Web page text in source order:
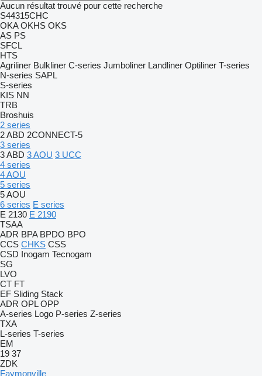
Aucun résultat trouvé pour cette recherche
S44315CHC
OKA OKHS OKS
AS PS
SFCL
HTS
Agriliner Bulkliner C-series Jumboliner Landliner Optiliner T-series
N-series SAPL
S-series
KIS NN
TRB
Broshuis
2 series
2 ABD 2CONNECT-5
3 series
3 ABD 3 AOU 3 UCC
4 series
4 AOU
5 series
5 AOU
6 series E series
E 2130 E 2190
TSAA
ADR BPA BPDO BPO
CCS CHKS CSS
CSD Inogam Tecnogam
SG
LVO
CT FT
EF Sliding Stack
ADR OPL OPP
A-series Logo P-series Z-series
TXA
L-series T-series
EM
19 37
ZDK
Faymonville